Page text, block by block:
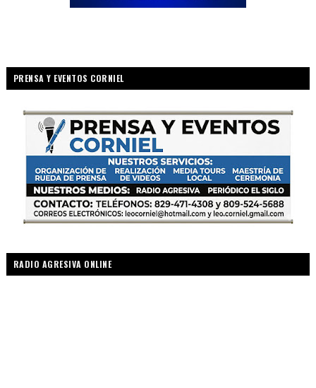
PRENSA Y EVENTOS CORNIEL
RADIO AGRESIVA ONLINE